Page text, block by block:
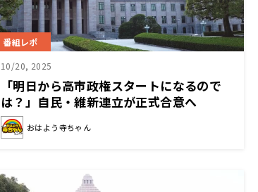
番組レポ
10/20, 2025
「明日から高市政権スタートになるので
は？」自民・維新連立が正式合意へ
おはよう寺ちゃん